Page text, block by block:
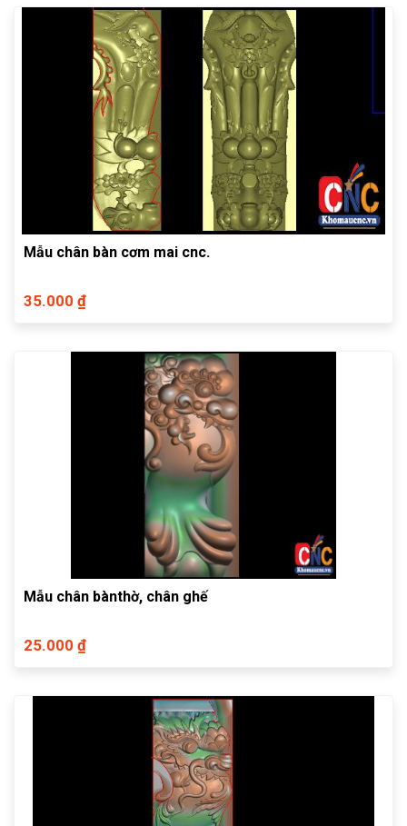
Mẫu chân bàn cơm mai cnc.
35.000 ₫
Mẫu chân bànthờ, chân ghế
25.000 ₫